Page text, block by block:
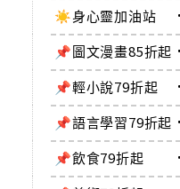
☀️身心靈加油站
📌圖文漫畫85折起
📌輕小說79折起
📌語言學習79折起
📌飲食79折起